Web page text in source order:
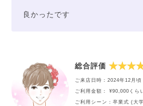
良かったです
総合評価
ご来店日時：2024年12月頃
ご利用金額： ¥90,000くら
ご利用シーン：卒業式 (大